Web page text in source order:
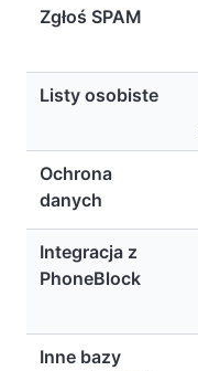
Zgłoś SPAM
Listy osobiste
Ochrona
danych
Integracja z
PhoneBlock
Inne bazy